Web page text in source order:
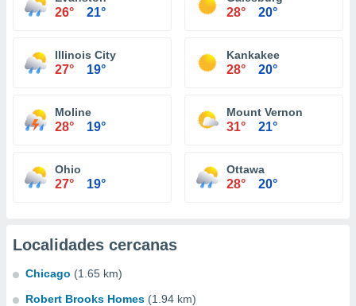
26° 21° 28° 20°
Illinois City
27° 19°
Kankakee
28° 20°
Moline
28° 19°
Mount Vernon
31° 21°
Ohio
27° 19°
Ottawa
28° 20°
Localidades cercanas
Chicago (1.65 km)
Robert Brooks Homes (1.94 km)